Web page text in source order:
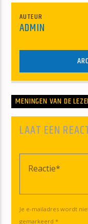
AUTEUR
ADMIN
MENINGEN VAN DE
LAAT EEN
Je e-mailadres wordt
gemarkeerd *